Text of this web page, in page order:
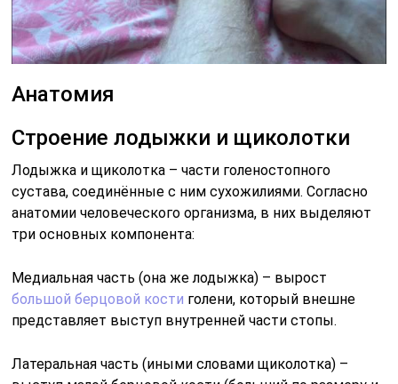
Анатомия
Строение лодыжки и щиколотки
Лодыжка и щиколотка – части голеностопного
сустава, соединённые с ним сухожилиями. Согласно
анатомии человеческого организма, в них выделяют
три основных компонента:
Медиальная часть (она же лодыжка) – вырост
большой берцовой кости голени, который внешне
представляет выступ внутренней части стопы.
Латеральная часть (иными словами щиколотка) –